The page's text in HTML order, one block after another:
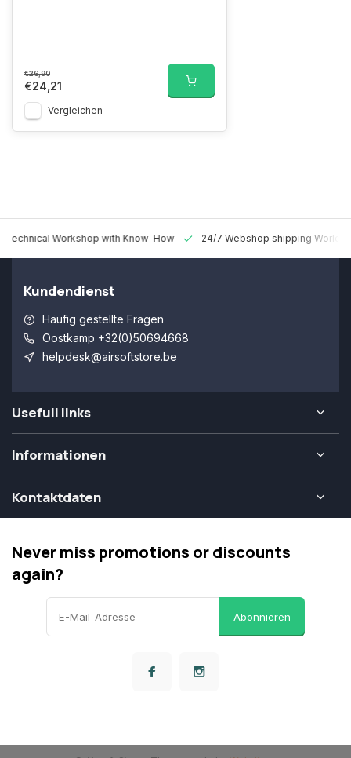
€26,90
€24,21
Vergleichen
Technical Workshop with Know-How 24/7 Webshop shipping
Kundendienst
Häufig gestellte Fragen
Oostkamp +32(0)50694668
helpdesk@airsoftstore.be
Usefull links
Informationen
Kontaktdaten
Never miss promotions or discounts
again?
Abonnieren